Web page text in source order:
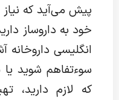
پیش می‌آید که نیاز
خود به داروساز
انگلیسی داروخانه
سوء‌تفاهم شوید یا
که لازم دارید،